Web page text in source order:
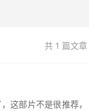
共 1 篇文章
这部片不是很推荐，